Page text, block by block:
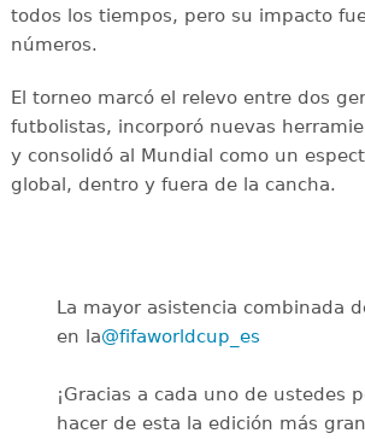
todos los tiempos, pero su impacto
números.
El torneo marcó el relevo entre dos
futbolistas, incorporó nuevas
y consolidó al Mundial como un
global, dentro y fuera de la cancha.
La mayor asistencia combinada
en la@fifaworldcup_es
¡Gracias a cada uno de ustedes
hacer de esta la edición más